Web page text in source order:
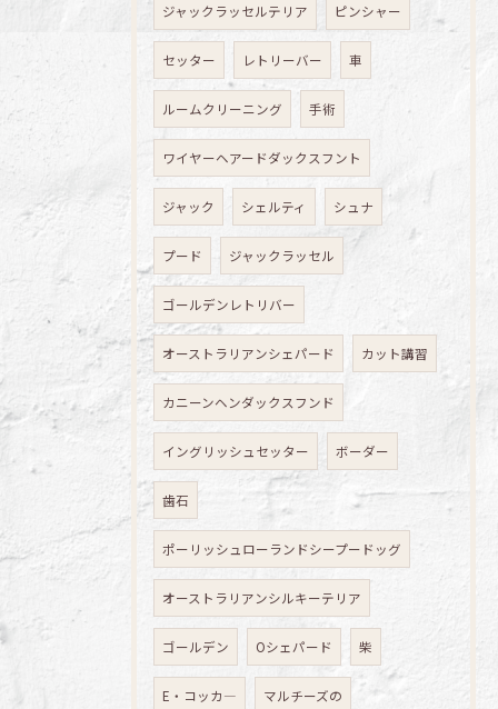
ジャックラッセルテリア ピンシャー
セッター レトリーバー 車
ルームクリーニング 手術
ワイヤーヘアードダックスフント
ジャック シェルティ シュナ
プード ジャックラッセル
ゴールデンレトリバー
オーストラリアンシェパード カット講習
カニーンヘンダックスフンド
イングリッシュセッター ボーダー
歯石
ポーリッシュローランドシープードッグ
オーストラリアンシルキーテリア
ゴールデン Oシェパード 柴
E・コッカ― マルチーズの